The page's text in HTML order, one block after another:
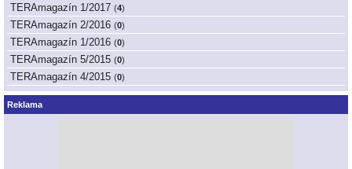
TERAmagazín 1/2017 (4)
TERAmagazín 2/2016 (0)
TERAmagazín 1/2016 (0)
TERAmagazín 5/2015 (0)
TERAmagazín 4/2015 (0)
Reklama